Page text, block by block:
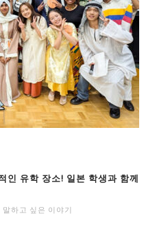
인 유학 장소! 일본 학생과 함께
말하고 싶은 이야기